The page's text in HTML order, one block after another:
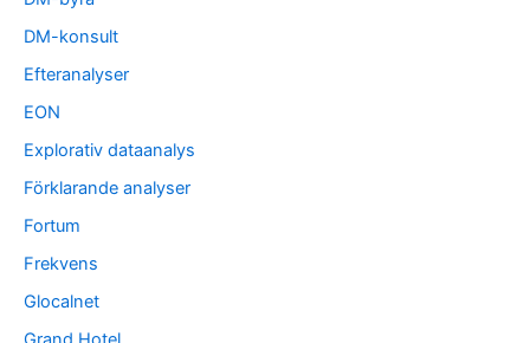
DM-konsult
Efteranalyser
EON
Explorativ dataanalys
Förklarande analyser
Fortum
Frekvens
Glocalnet